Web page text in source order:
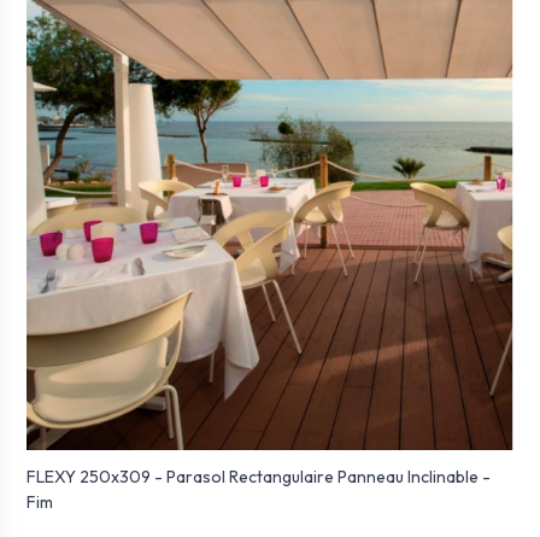
FLEXY 250x309 - Parasol Rectangulaire Panneau Inclinable -
Fim